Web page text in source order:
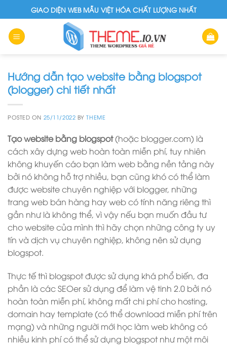
to
content
GIAO DIỆN WEB MẪU VIỆT HÓA CHẤT LƯỢNG NHẤT
Hướng dẫn tạo website bằng blogspot
(blogger) chi tiết nhất
POSTED ON 25/11/2022 BYTHEME
Tạo website bằng blogspot(hoặc blogger.com) là
cách xây dựng web hoàn toàn miễn phí, tuy nhiên
không khuyến cáo bạn làm web bằng nền tảng này
bởi nó không hỗ trợ nhiều, bạn cũng khó có thể làm
được website chuyên nghiệp với blogger, những
trang web bán hàng hay web có tính năng riêng thì
gần như là không thể, vì vậy nếu bạn muốn đầu tư
cho website của mình thì hãy chọn những công ty uy
tín và dịch vụ chuyên nghiệp, không nên sử dụng
blogspot.
Thực tế thì blogspot được sử dụng khá phổ biến, đa
phần là các SEOer sử dụng để làm vệ tinh 2.0 bởi nó
hoàn toàn miễn phí, không mất chi phí cho hosting,
domain hay template (có thể download miễn phí trên
mạng) và những người mới học làm web không có
nhiều kinh phí có thể sử dụng blogspot như một môi